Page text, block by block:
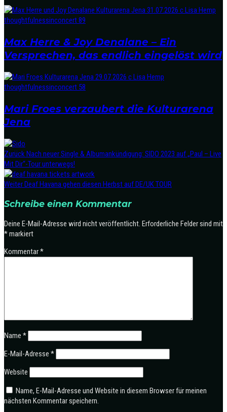
Max Herre & Joy Denalane – Ein
Versprechen, das endlich eingelöst wird
Mari Froes verzaubert die Kulturarena
Jena
ZurückNach neuer Single & Albumankündigung: SIDO 2023 auf „Paul – Live
Mit Dir“-Tour unterwegs!
WeiterDeaf Havana gehen diesen Herbst auf DE/UK TOUR
Schreibe einen Kommentar
Deine E-Mail-Adresse wird nicht veröffentlicht. Erforderliche Felder sind mit
*markiert
Kommentar*
Name *
E-Mail-Adresse *
Website
Name, E-Mail-Adresse und Website in diesem Browser für meinen
nächsten Kommentar speichern.